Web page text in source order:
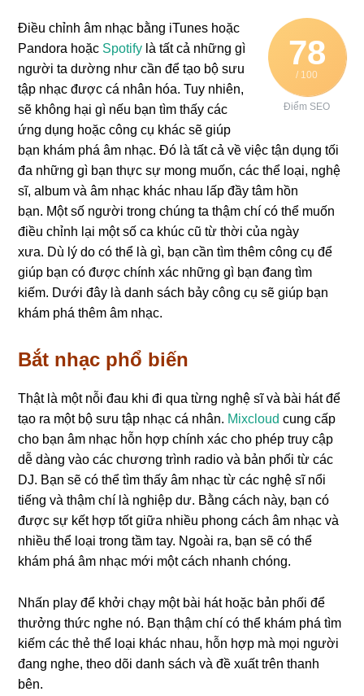
78
/ 100
Điểm SEO
Điều chỉnh âm nhạc bằng iTunes hoặc
Pandora hoặc Spotify là tất cả những gì
người ta dường như cần để tạo bộ sưu
tập nhạc được cá nhân hóa. Tuy nhiên,
sẽ không hại gì nếu bạn tìm thấy các
ứng dụng hoặc công cụ khác sẽ giúp
bạn khám phá âm nhạc. Đó là tất cả về việc tận dụng tối
đa những gì bạn thực sự mong muốn, các thể loại, nghệ
sĩ, album và âm nhạc khác nhau lấp đầy tâm hồn
bạn. Một số người trong chúng ta thậm chí có thể muốn
điều chỉnh lại một số ca khúc cũ từ thời của ngày
xưa. Dù lý do có thể là gì, bạn cần tìm thêm công cụ để
giúp bạn có được chính xác những gì bạn đang tìm
kiếm. Dưới đây là danh sách bảy công cụ sẽ giúp bạn
khám phá thêm âm nhạc.
Bắt nhạc phổ biến
Thật là một nỗi đau khi đi qua từng nghệ sĩ và bài hát để
tạo ra một bộ sưu tập nhạc cá nhân. Mixcloud cung cấp
cho bạn âm nhạc hỗn hợp chính xác cho phép truy cập
dễ dàng vào các chương trình radio và bản phối từ các
DJ. Bạn sẽ có thể tìm thấy âm nhạc từ các nghệ sĩ nổi
tiếng và thậm chí là nghiệp dư. Bằng cách này, bạn có
được sự kết hợp tốt giữa nhiều phong cách âm nhạc và
nhiều thể loại trong tầm tay. Ngoài ra, bạn sẽ có thể
khám phá âm nhạc mới một cách nhanh chóng.
Nhấn play để khởi chạy một bài hát hoặc bản phối để
thưởng thức nghe nó. Bạn thậm chí có thể khám phá tìm
kiếm các thẻ thể loại khác nhau, hỗn hợp mà mọi người
đang nghe, theo dõi danh sách và đề xuất trên thanh
bên.